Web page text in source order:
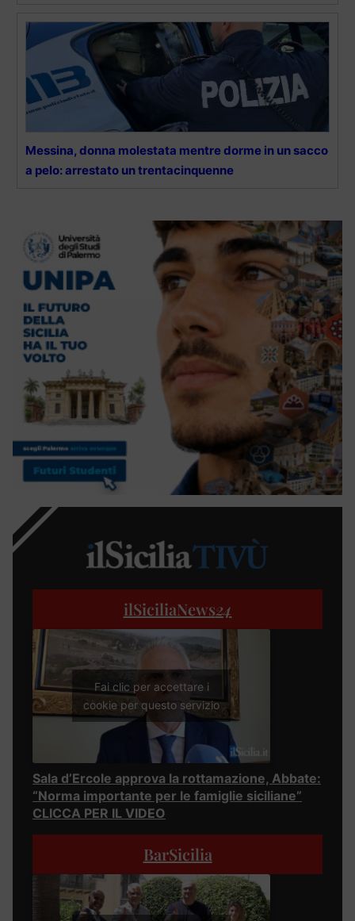
Messina, donna molestata mentre dorme in un sacco
a pelo: arrestato un trentacinquenne
ilSiciliaNews24
Fai clic per accettare i
cookie per questo servizio
Sala d’Ercole approva la rottamazione, Abbate:
“Norma importante per le famiglie siciliane”
CLICCA PER IL VIDEO
BarSicilia